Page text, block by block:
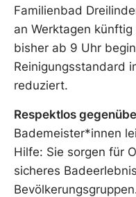
Familienbad
an Werktagen
bisher ab 9 Uhr
Reinigungsstandard
reduziert.
Respektlos
Bademeister*innen
Hilfe: Sie sorgen für
sicheres